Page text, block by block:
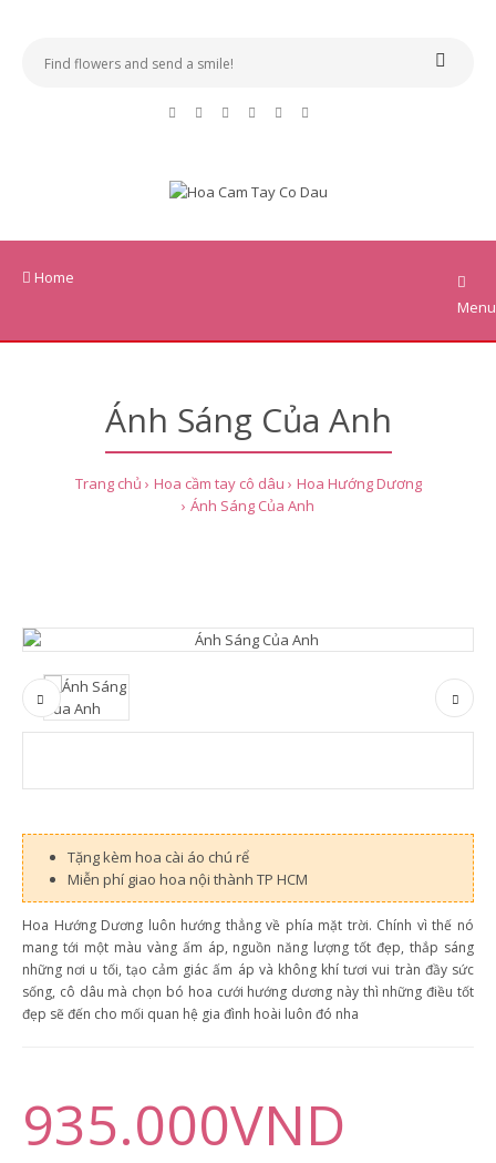
Menu
Home
Ánh Sáng Của Anh
Trang chủ Hoa cầm tay cô dâu
Hoa Hướng Dương
Ánh Sáng Của Anh
Tặng kèm hoa cài áo chú rể
Miễn phí giao hoa nội thành TP HCM
Hoa Hướng Dương luôn hướng thẳng về phía mặt trời. Chính vì thế nó
mang tới một màu vàng ấm áp, nguồn năng lượng tốt đẹp, thắp sáng
những nơi u tối, tạo cảm giác ấm áp và không khí tươi vui tràn đầy sức
sống, cô dâu mà chọn bó hoa cưới hướng dương này thì những điều tốt
đẹp sẽ đến cho mối quan hệ gia đình hoài luôn đó nha
935.000VND